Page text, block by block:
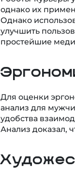
однако их
Однако
улучшить
простейшие
Для оценки
анализ для
удобства
Анализ доказал,